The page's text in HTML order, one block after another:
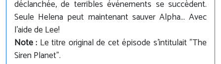
déclanchée, de terribles événements se succèdent.
Seule Helena peut maintenant sauver Alpha... Avec
l'aide de Lee!
Note : Le titre original de cet épisode s'intitulait "The
Siren Planet".